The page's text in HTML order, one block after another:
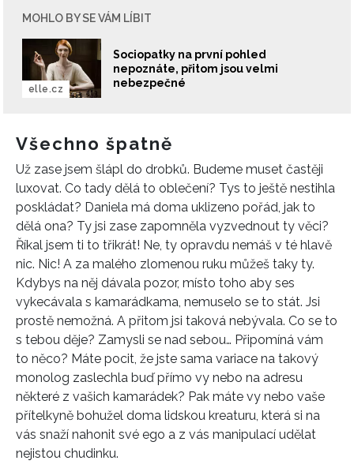
MOHLO BY SE VÁM LÍBIT
Sociopatky na první pohled
nepoznáte, přitom jsou velmi
nebezpečné
elle.cz
Všechno špatně
Už zase jsem šlápl do drobků. Budeme muset častěji
luxovat. Co tady dělá to oblečení? Tys to ještě nestihla
poskládat? Daniela má doma uklizeno pořád, jak to
dělá ona? Ty jsi zase zapomněla vyzvednout ty věci?
Říkal jsem ti to třikrát! Ne, ty opravdu nemáš v té hlavě
nic. Nic! A za malého zlomenou ruku můžeš taky ty.
Kdybys na něj dávala pozor, místo toho aby ses
vykecávala s kamarádkama, nemuselo se to stát. Jsi
prostě nemožná. A přitom jsi taková nebývala. Co se to
s tebou děje? Zamysli se nad sebou… Připomíná vám
to něco? Máte pocit, že jste sama variace na takový
monolog zaslechla buď přímo vy nebo na adresu
některé z vašich kamarádek? Pak máte vy nebo vaše
přítelkyně bohužel doma lidskou kreaturu, která si na
vás snaží nahonit své ego a z vás manipulací udělat
nejistou chudinku.